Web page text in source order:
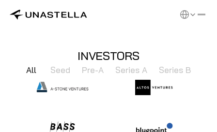
Select
INVESTORS
All Seed Pre-A Series A Series B